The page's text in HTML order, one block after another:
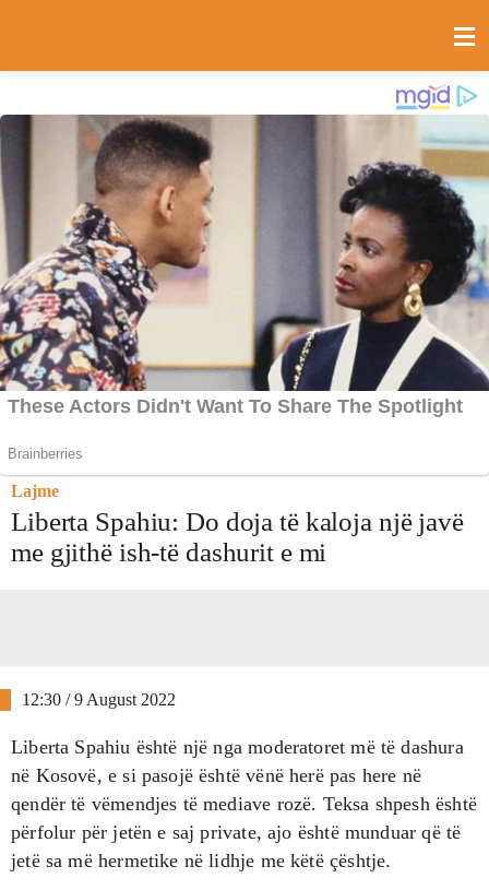
Lajme
Liberta Spahiu: Do doja të kaloja një javë
me gjithë ish-të dashurit e mi
12:30 / 9 August 2022
Liberta Spahiu është një nga moderatoret më të dashura
në Kosovë, e si pasojë është vënë herë pas here në
qendër të vëmendjes të mediave rozë. Teksa shpesh është
përfolur për jetën e saj private, ajo është munduar që të
jetë sa më hermetike në lidhje me këtë çështje.